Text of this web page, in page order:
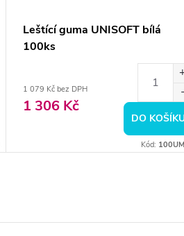
Leštící guma UNISOFT bílá
100ks
1 079 Kč bez DPH
1 306 Kč
DO
Kód: